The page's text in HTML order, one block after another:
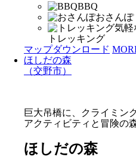
BBQ
おさんぽ
気軽
トレッキング
マップダウンロード
ほしだの森
（交野市）
巨大吊橋に、クライミング
アクティビティと冒険の森
ほしだの森